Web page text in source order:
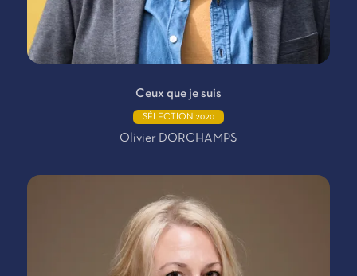
Ceux que je suis
SÉLECTION 2020
Olivier DORCHAMPS